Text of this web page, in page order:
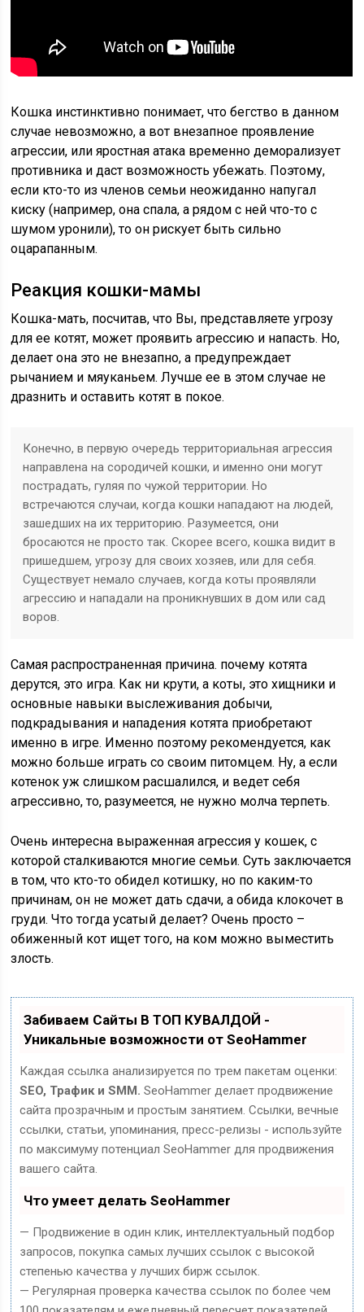
Кошка инстинктивно понимает, что бегство в данном
случае невозможно, а вот внезапное проявление
агрессии, или яростная атака временно деморализует
противника и даст возможность убежать. Поэтому,
если кто-то из членов семьи неожиданно напугал
киску (например, она спала, а рядом с ней что-то с
шумом уронили), то он рискует быть сильно
оцарапанным.
Реакция кошки-мамы
Кошка-мать, посчитав, что Вы, представляете угрозу
для ее котят, может проявить агрессию и напасть. Но,
делает она это не внезапно, а предупреждает
рычанием и мяуканьем. Лучше ее в этом случае не
дразнить и оставить котят в покое.
Конечно, в первую очередь территориальная агрессия
направлена на сородичей кошки, и именно они могут
пострадать, гуляя по чужой территории. Но
встречаются случаи, когда кошки нападают на людей,
зашедших на их территорию. Разумеется, они
бросаются не просто так. Скорее всего, кошка видит в
пришедшем, угрозу для своих хозяев, или для себя.
Существует немало случаев, когда коты проявляли
агрессию и нападали на проникнувших в дом или сад
воров.
Самая распространенная причина. почему котята
дерутся, это игра. Как ни крути, а коты, это хищники и
основные навыки выслеживания добычи,
подкрадывания и нападения котята приобретают
именно в игре. Именно поэтому рекомендуется, как
можно больше играть со своим питомцем. Ну, а если
котенок уж слишком расшалился, и ведет себя
агрессивно, то, разумеется, не нужно молча терпеть.
Очень интересна выраженная агрессия у кошек, с
которой сталкиваются многие семьи. Суть заключается
в том, что кто-то обидел котишку, но по каким-то
причинам, он не может дать сдачи, а обида клокочет в
груди. Что тогда усатый делает? Очень просто –
обиженный кот ищет того, на ком можно выместить
злость.
Забиваем Сайты В ТОП КУВАЛДОЙ -
Уникальные возможности от SeoHammer
Каждая ссылка анализируется по трем пакетам оценки:
SEO, Трафик и SMM. SeoHammer делает продвижение
сайта прозрачным и простым занятием. Ссылки, вечные
ссылки, статьи, упоминания, пресс-релизы - используйте
по максимуму потенциал SeoHammer для продвижения
вашего сайта.
Что умеет делать SeoHammer
— Продвижение в один клик, интеллектуальный подбор
запросов, покупка самых лучших ссылок с высокой
степенью качества у лучших бирж ссылок.
— Регулярная проверка качества ссылок по более чем